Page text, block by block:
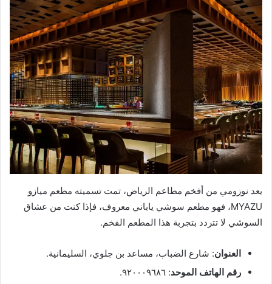
يعد نوزومي من أفخم مطاعم الرياض، تمت تسميته مطعم ميازو
MYAZU، فهو مطعم سوشي ياباني معروف، فإذا كنت من عشاق
السوشي لا تتردد بتجربة هذا المطعم الفخم.
العنوان: شارع الضباب، مساعد بن جلوي، السليمانية.
رقم الهاتف الموحد: ٩٢٠٠٠٩٦٨٦.